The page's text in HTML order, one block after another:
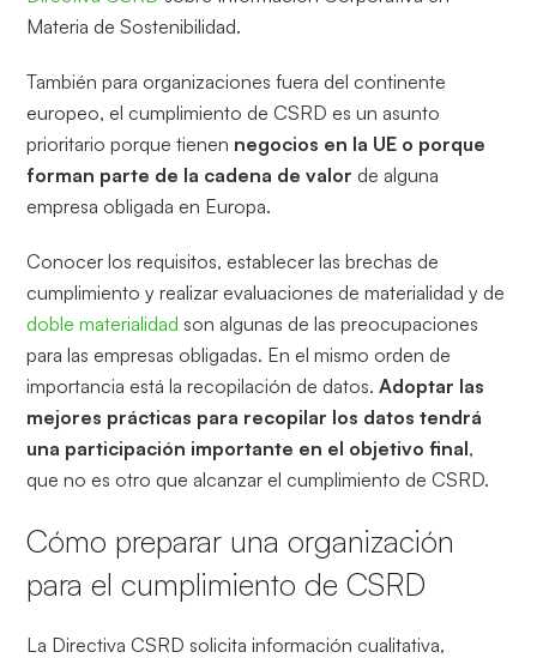
Materia de Sostenibilidad.
También para organizaciones fuera del continente
europeo, el cumplimiento de CSRD es un asunto
prioritario porque tienen negocios en la UE o porque
forman parte de la cadena de valor de alguna
empresa obligada en Europa.
Conocer los requisitos, establecer las brechas de
cumplimiento y realizar evaluaciones de materialidad y de
doble materialidad son algunas de las preocupaciones
para las empresas obligadas. En el mismo orden de
importancia está la recopilación de datos.Adoptar las
mejores prácticas para recopilar los datos tendrá
una participación importante en el objetivo final,
que no es otro que alcanzar el cumplimiento de CSRD.
Cómo preparar una organización
para el cumplimiento de CSRD
La Directiva CSRD solicita información cualitativa,